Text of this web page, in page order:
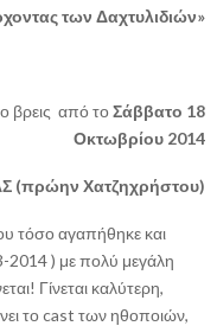
των Δαχτυλιδιών»
βρεις από τοΣάββατο 18
Οκτωβρίου 2014
(πρώην Χατζηχρήστου)
τόσο αγαπήθηκε και
2014 ) με πολύ μεγάλη
Γίνεται καλύτερη,
το cast των ηθοποιών,